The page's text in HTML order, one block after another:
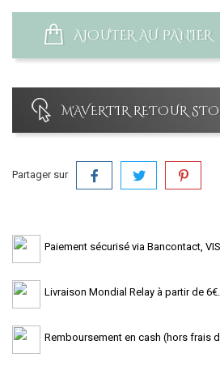
AJOUTER AU PANIER
M'AVERTIR RETOUR
Partager sur
Paiement sécurisé via Bancontact,
Livraison Mondial Relay à partir de
Remboursement en cash (hors frais